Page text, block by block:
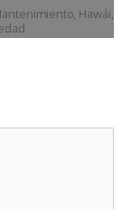
, Hawái,